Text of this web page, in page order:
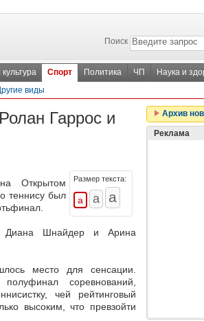
Поиск
Спорт Политика ЧП Наука и
виды
Гаррос и
Размер текста:
Открытом
теннису был
Шнайдер и Арина
место для сенсации.
соревнований,
чей рейтинговый
высоким, что превзойти
Архив
Реклама